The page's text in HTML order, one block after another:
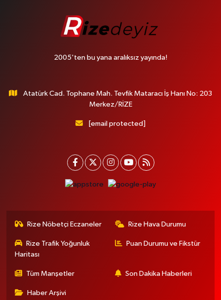
2005'ten bu yana aralıksız yayında!
Atatürk Cad. Tophane Mah. Tevfik Mataracı İş Hanı No: 203
Merkez/RİZE
[email protected]
Rize Nöbetçi Eczaneler Rize Hava Durumu
Rize Trafik Yoğunluk
Haritası
Puan Durumu ve Fikstür
Tüm Manşetler Son Dakika Haberleri
Haber Arşivi